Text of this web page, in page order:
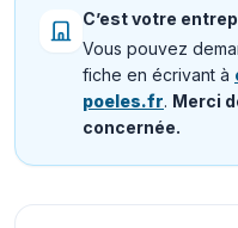
C’est votre
Vous pouvez
fiche en écrivant à
poeles.fr. Merci
concernée.